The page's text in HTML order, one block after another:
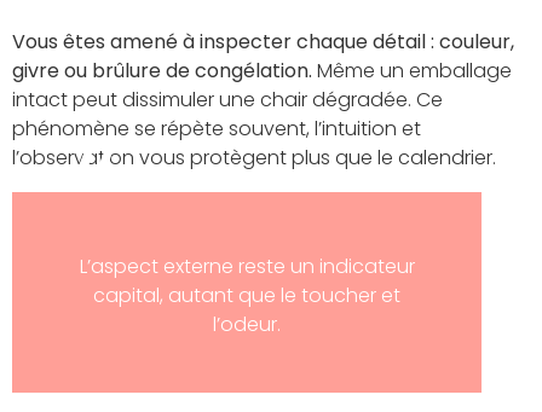
Vous êtes amené à inspecter chaque détail : couleur,
givre ou brûlure de congélation. Même un emballage
intact peut dissimuler une chair dégradée. Ce
phénomène se répète souvent, l’intuition et
l’observation vous protègent plus que le calendrier.
L’aspect externe reste un indicateur
capital, autant que le toucher et
l’odeur.